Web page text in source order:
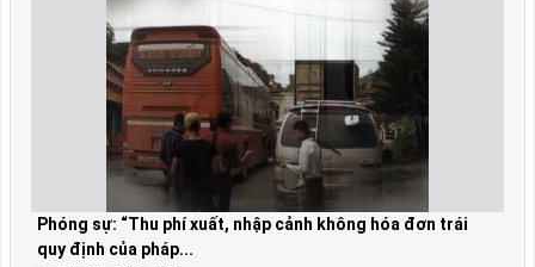
Phóng sự: “Thu phí xuất, nhập cảnh không hóa đơn trái
quy định của pháp...